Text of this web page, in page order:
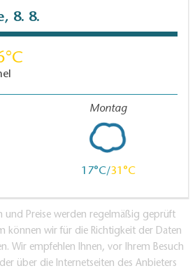
8. 8.
Montag
17 31
und Preise werden regelmäßig geprüft
können wir für die Richtigkeit der Daten
Wir empfehlen Ihnen, vor Ihrem Besuch
über die Internetseiten des Anbieters